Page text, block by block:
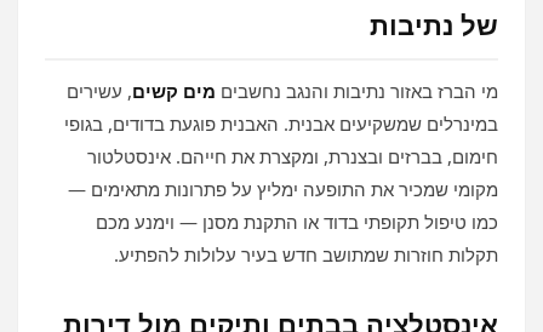
של נתיבות
מי הברז באזור נתיבות והנגב נחשבים מים קשים, עשירים
במינרלים שמשקיעים אבנית. האבנית פוגעת בדודים, בגופי
חימום, בברזים ובצנרת, ומקצרת את חייהם. אינסטלטור
מקומי שמכיר את התופעה ימליץ על פתרונות מתאימים —
כמו טיפול תקופתי בדוד או התקנת מסנן — וימנע מכם
תקלות חוזרות שמתושב חדש בעיר עלולות להפתיע.
אינסטלציה בבתים ותיקים מול דירות